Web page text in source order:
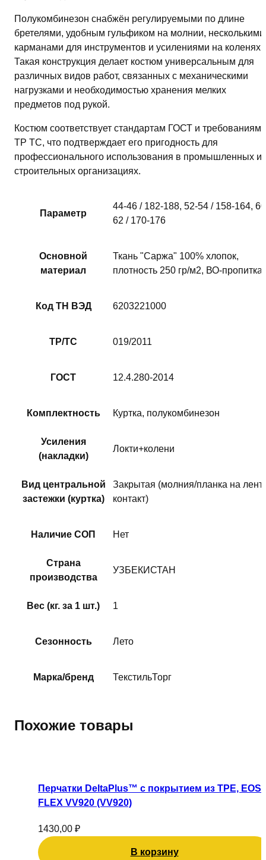
Полукомбинезон снабжён регулируемыми по длине
бретелями, удобным гульфиком на молнии, несколькими
карманами для инструментов и усилениями на коленях.
Такая конструкция делает костюм универсальным для
различных видов работ, связанных с механическими
нагрузками и необходимостью хранения мелких
предметов под рукой.
Костюм соответствует стандартам ГОСТ и требованиям
ТР ТС, что подтверждает его пригодность для
профессионального использования в промышленных и
строительных организациях.
Параметр
44-46 / 182-188, 52-54 / 158-164,
62 / 170-176
Основной
материал
Ткань "Саржа" 100% хлопок,
плотность 250 гр/м2, ВО-пропитка
Код ТН ВЭД 6203221000
ТР/ТС 019/2011
ГОСТ 12.4.280-2014
Комплектность Куртка, полукомбинезон
Усиления
(накладки)
Локти+колени
Вид центральной
застежки (куртка)
Закрытая (молния/планка на
контакт)
Наличие СОП Нет
Страна
производства
УЗБЕКИСТАН
Вес (кг. за 1 шт.) 1
Сезонность Лето
Марка/бренд ТекстильТорг
Похожие товары
Перчатки DeltaPlus™ с покрытием из TPE, EOS
FLEX VV920 (VV920)
1430,00 ₽
В корзину